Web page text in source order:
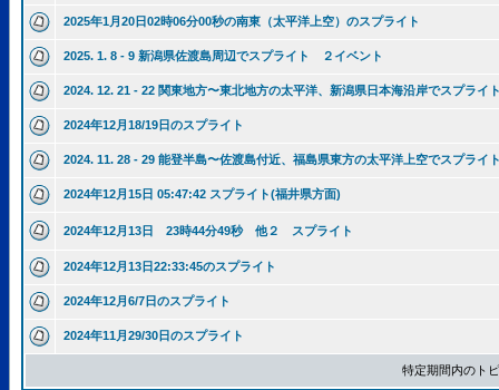
2025年1月20日02時06分00秒の南東（太平洋上空）のスプライト
2025. 1. 8 - 9 新潟県佐渡島周辺でスプライト ２イベント
2024. 12. 21 - 22 関東地方〜東北地方の太平洋、新潟県日本海沿岸でスプラ
2024年12月18/19日のスプライト
2024. 11. 28 - 29 能登半島〜佐渡島付近、福島県東方の太平洋上空でスプラ
2024年12月15日 05:47:42 スプライト(福井県方面)
2024年12月13日 23時44分49秒 他２ スプライト
2024年12月13日22:33:45のスプライト
2024年12月6/7日のスプライト
2024年11月29/30日のスプライト
特定期間内のト